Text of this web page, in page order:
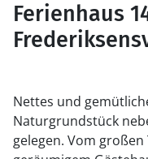
Ferienhaus
Nettes und
Naturgrundstück
gelegen. Vom